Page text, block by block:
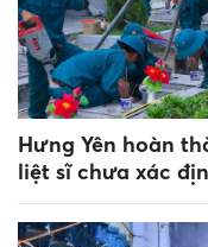
Hưng Yên hoàn
liệt sĩ chưa xác